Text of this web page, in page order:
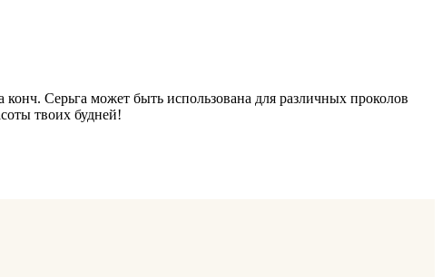
конч. Серьга может быть использована для различных проколов
твоих будней!